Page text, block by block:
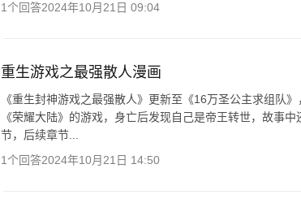
1个回答2024年10月21日 09:04
重生游戏之最强散人漫画
《重生封神游戏之最强散人》更新至《16万圣公主求组队
《荣耀大陆》的游戏，身亡后发现自己是帝王转世，故事
节，后续章节...
1个回答2024年10月21日 14:50